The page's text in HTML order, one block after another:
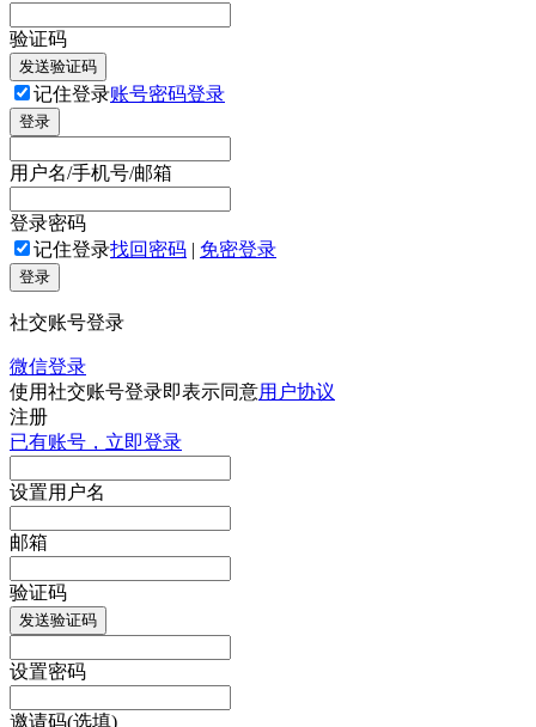
验证码
发送验证码
记住登录账号密码登录
登录
用户名/手机号/邮箱
登录密码
记住登录找回密码 | 免密登录
登录
社交账号登录
微信登录
使用社交账号登录即表示同意用户协议
注册
已有账号，立即登录
设置用户名
邮箱
验证码
发送验证码
设置密码
邀请码(选填)